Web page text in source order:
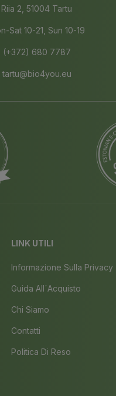
Riia 2, 51004 Tartu
Sat 10-21, Sun 10-19
(+372) 680 7787
tartu@bio4you.eu
LINK UTILI
Informazione Sulla Privacy
Guida All´acquisto
Chi Siamo
Contatti
Politica Di Reso